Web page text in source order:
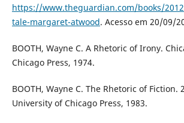
https://www.theguardian.com/books/
tale-margaret-atwood. Acesso em 20/09/
BOOTH, Wayne C. A Rhetoric of Irony.
Chicago Press, 1974.
BOOTH, Wayne C. The Rhetoric of Fiction.
University of Chicago Press, 1983.